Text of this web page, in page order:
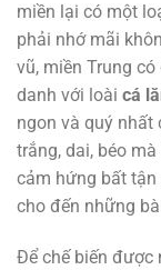
miền lại có một
phải nhớ mãi
vũ, miền Trung
danh với loài cá
ngon và quý nhất
trắng, dai, béo
cảm hứng bất
cho đến những
Để chế biến được